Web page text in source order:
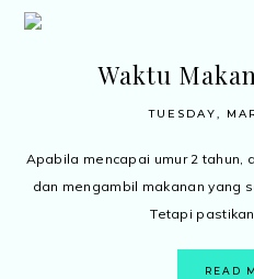
Waktu
TUESDAY,
Apabila mencapai umur 2 tahun,
dan mengambil makanan yang
Tetapi
READ